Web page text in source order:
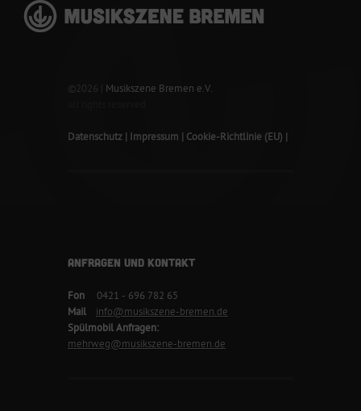
©2026 | Musikszene Bremen e.V.
Datenschutz Impressum Cookie-Richtlinie (EU)
ANFRAGEN UND KONTAKT
Fon
0421 - 696 782 65
Mail
info@musikszene-bremen.de
Spülmobil Anfragen:
mehrweg@musikszene-bremen.de